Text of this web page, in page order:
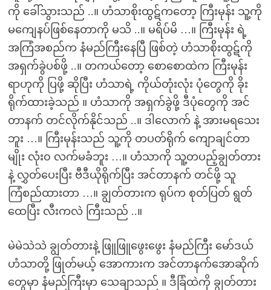
ကို ခေါ်သွားသည် ..။ ဟံသာစိုးထွဋ်ကတော့ ကြီးမုန်း သူ့ကို
မကျေနပ်ဖြစ်နေတာကို မသိ ..။ မရိပ်မိ …။ ကြီးမုန်း ရဲ့
အကြံအစည်က နံမည်ကြီးနေပြီ ဖြစ်တဲ့ ဟံသာစိုးထွဋ်ကို
အရှက်ခွဲပစ်ဖို့ ..။ တကယ်တော့ စောစောထဲက ကြီးမုန်း
ရာဟုကို ပြဖို့ ဆိုပြီး ဟံသာရဲ့ ကိုယ်တုံးလုံး ပုံတွေကို ခိုး
ရိုက်ထားခဲ့သည် ။ ဟံသာကို အရှက်ခွဲဖို့ ဒီပုံတွေကို အင်
တာနက် တင်လိုက်နိုင်သည် ..။ ဒါလောက် နဲ့ အားမရသေး
ဘူး …။ ကြီးမုန်းသည် သူ့ကို တပတ်ရိုက် ကျောချင်တာ
မျိုး လုံး၀ လက်မခံဘူး …။ ဟံသာကို သူ့တပည့်ချွတ်တား
နဲ့ လွှတ်ပေးပြီး ဗီဒီယိုရိုက်ပြီး အင်တာနက် တင်ဖို့ သူ
ကြံစည်ထားတာ …။ ချွတ်တားက ရုပ်က စုတ်ပြတ် ရွတ်
ထေပြီး လီးကလဲ ကြီးသည် ..။
မဲမဲသဲသဲ ချွတ်တားနဲ့ ဖြူဖြူဖွေးဖွေး နံမည်ကြီး မော်ဒယ်
ဟံသာတို့ ဖြုတ်မယ့် အောကားက အင်တာနက်အောဆိုက်
တွေမှာ နံမည်ကြီးမှာ သေချာသည် ။ ဒီခြံထဲကို ချွတ်တား